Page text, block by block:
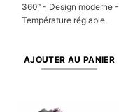
360° - Design moderne -
Température réglable.
AJOUTER AU PANIER